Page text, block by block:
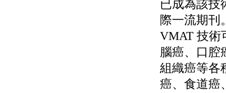
已成為該技
際一流期刊
VMAT 技術
腦癌、口腔
組織癌等各
癌、食道癌